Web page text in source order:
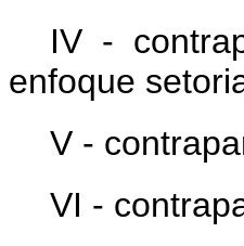
IV -
enfoque
V -
VI -